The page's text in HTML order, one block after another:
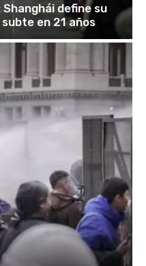
define su
en 21 años